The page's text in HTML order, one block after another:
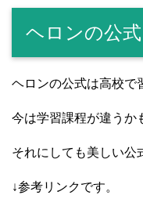
ヘロンの公
ヘロンの公式は高校で
今は学習課程が違うか
それにしても美しい公
↓参考リンクです。